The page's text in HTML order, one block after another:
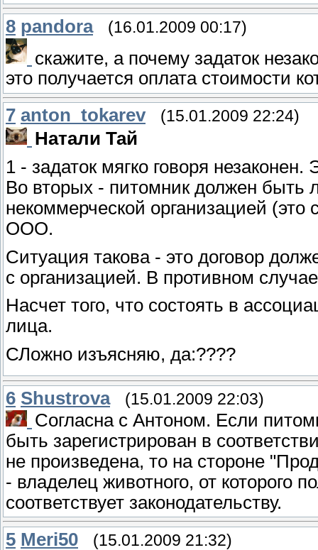
8 pandora (16.01.2009 00:17)
скажите, а почему задаток
это получается оплата стоимости
7 anton_tokarev (15.01.2009 22:24)
Натали Тай
1 - задаток мягко говоря незаконен.
Во вторых - питомник должен быть
некоммерческой организацией
ООО.
Ситуация такова - это договор
с организацией. В противном
Насчет того, что состоять в
лица.
СЛожно изъясняю, да:????
6 Shustrova (15.01.2009 22:03)
Согласна с Антоном. Если
быть зарегистрирован в
не произведена, то на стороне
- владелец животного, от которого
соответствует законодательству.
5 Meri50 (15.01.2009 21:32)